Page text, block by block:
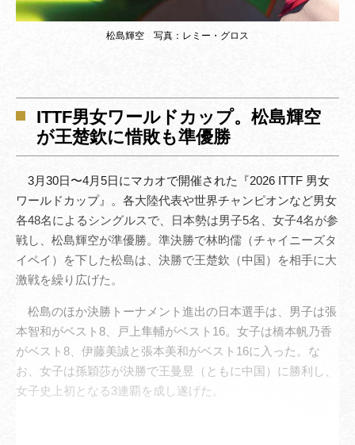
松島輝空 写真：レミー・グロス
ITTF男女ワールドカップ。松島輝空
が王楚欽に惜敗も準優勝
3月30日〜4月5日にマカオで開催された『2026 ITTF 男女
ワールドカップ』。各大陸代表や世界チャンピオンなど男女
各48名によるシングルスで、日本勢は男子5名、女子4名が参
戦し、松島輝空が準優勝。準決勝で林昀儒（チャイニーズタ
イペイ）を下した松島は、決勝で王楚欽（中国）を相手に大
激戦を繰り広げた。
松島のほか決勝トーナメント進出の日本選手は、男子は張
本智和がベスト8、戸上隼輔がベスト16。女子は橋本帆乃香
がベスト8、伊藤美誠と張本美和がベスト16に入った。な
お、女子は孫穎莎が決勝で王曼昱（ともに中国）に勝利し、
女子史上初となる3連覇を成し遂げた。